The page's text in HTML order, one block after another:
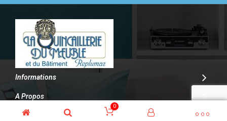
Informations
A Propos
Contact
0